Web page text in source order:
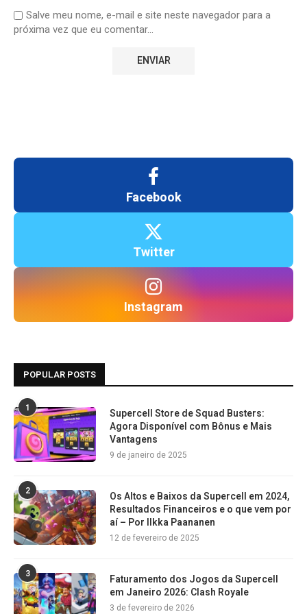
Salve meu nome, e-mail e site neste navegador para a
próxima vez que eu comentar...
Facebook
Twitter
Instagram
POPULAR POSTS
1
Supercell Store de Squad Busters:
Agora Disponível com Bônus e Mais
Vantagens
9 de janeiro de 2025
2
Os Altos e Baixos da Supercell em 2024,
Resultados Financeiros e o que vem por
aí – Por Ilkka Paananen
12 de fevereiro de 2025
3
Faturamento dos Jogos da Supercell
em Janeiro 2026: Clash Royale
3 de fevereiro de 2026